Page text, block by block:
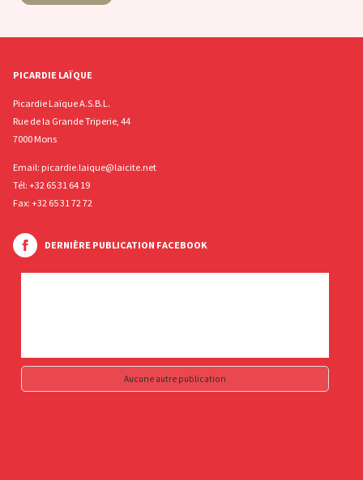
PICARDIE LAÏQUE
Picardie Laïque A.S.B.L.
Rue de la Grande Triperie, 44
7000 Mons
Email: picardie.laique@laicite.net
Tél: +32 65 31 64 19
Fax: +32 65 31 72 72
DERNIÈRE PUBLICATION FACEBOOK
Aucune autre publication